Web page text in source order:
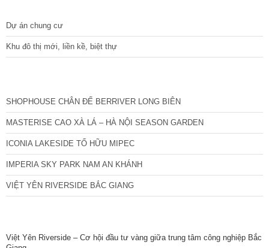
Dự án chung cư
Khu đô thị mới, liền kề, biệt thự
SHOPHOUSE CHÂN ĐẾ BERRIVER LONG BIÊN
MASTERISE CAO XÀ LÁ – HÀ NỘI SEASON GARDEN
ICONIA LAKESIDE TỐ HỮU MIPEC
IMPERIA SKY PARK NAM AN KHÁNH
VIỆT YÊN RIVERSIDE BẮC GIANG
Việt Yên Riverside – Cơ hội đầu tư vàng giữa trung tâm công nghiệp Bắc